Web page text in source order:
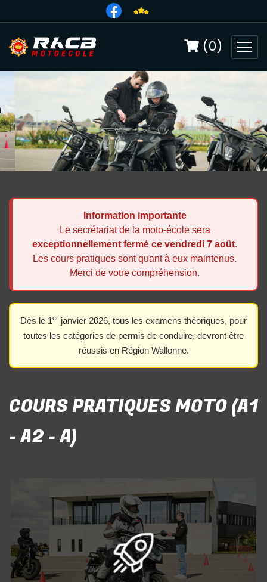
(0)
Information importante
Le secrétariat de la moto-école sera
exceptionnellement fermé ce vendredi 7 août.
Les cours pratiques sont quant à eux maintenus.
Merci de votre compréhension.
Dès le 1er janvier 2026, tous les examens théoriques, pour
toutes les catégories de permis de conduire, devront être
réussis en Région Wallonne.
COURS PRATIQUES MOTO (A1
- A2 - A)